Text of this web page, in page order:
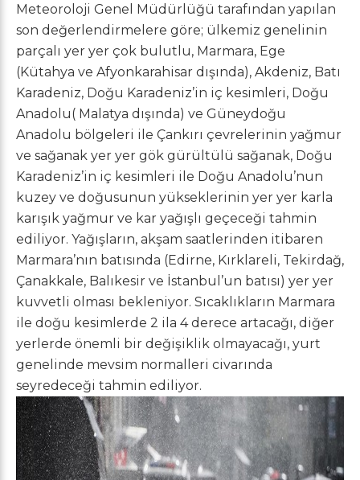
Meteoroloji Genel Müdürlüğü tarafından yapılan
son değerlendirmelere göre; ülkemiz genelinin
parçalı yer yer çok bulutlu, Marmara, Ege
(Kütahya ve Afyonkarahisar dışında), Akdeniz, Batı
Karadeniz, Doğu Karadeniz’in iç kesimleri, Doğu
Anadolu( Malatya dışında) ve Güneydoğu
Anadolu bölgeleri ile Çankırı çevrelerinin yağmur
ve sağanak yer yer gök gürültülü sağanak, Doğu
Karadeniz’in iç kesimleri ile Doğu Anadolu’nun
kuzey ve doğusunun yükseklerinin yer yer karla
karışık yağmur ve kar yağışlı geçeceği tahmin
ediliyor. Yağışların, akşam saatlerinden itibaren
Marmara’nın batısında (Edirne, Kırklareli, Tekirdağ,
Çanakkale, Balıkesir ve İstanbul’un batısı) yer yer
kuvvetli olması bekleniyor. Sıcaklıkların Marmara
ile doğu kesimlerde 2 ila 4 derece artacağı, diğer
yerlerde önemli bir değişiklik olmayacağı, yurt
genelinde mevsim normalleri civarında
seyredeceği tahmin ediliyor.